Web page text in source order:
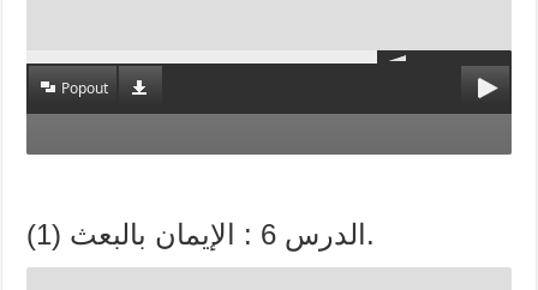
Popout
الدرس 6 : الإيمان بالبعث (1).